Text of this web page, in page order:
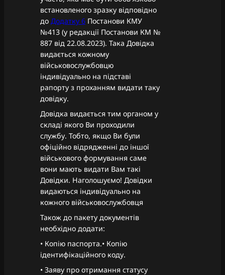
встановленого зразку відповідно
до Додатку 6 Постанови КМУ
№413 (у редакції Постанови КМ №
887 від 22.08.2023). Така Довідка
видається кожному
військовослужбовцю
індивідуально на підставі
рапорту з проханням видати таку
довідку.
Довідка видається тим органом у
складі якого Ви проходили
службу. Тобто, якщо Ви були
офіційно відрядженні до іншої
військового формування саме
вони мають видати Вам такі
Довідки. Наголошуємо! Довідки
видаються індивідуально на
кожного військовослужбовця
Також до пакету документів
необхідно додати:
• Копію паспорта.• Копію
ідентифікаційного коду.
• Заяву про отримання статусу